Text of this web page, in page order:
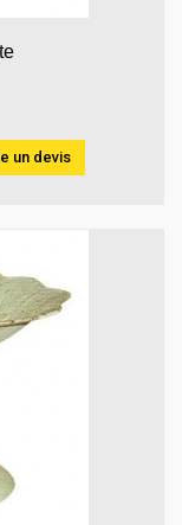
un devis